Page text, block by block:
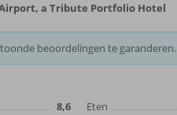
a Tribute Portfolio Hotel
beoordelingen te garanderen.
8,6
Eten